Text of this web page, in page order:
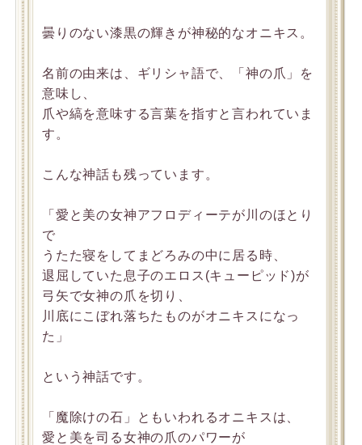
曇りのない漆黒の輝きが神秘的なオニキス。
名前の由来は、ギリシャ語で、「神の爪」を
意味し、
爪や縞を意味する言葉を指すと言われていま
す。
こんな神話も残っています。
「愛と美の女神アフロディーテが川のほとり
で
うたた寝をしてまどろみの中に居る時、
退屈していた息子のエロス(キューピッド)が
弓矢で女神の爪を切り、
川底にこぼれ落ちたものがオニキスになっ
た」
という神話です。
「魔除けの石」ともいわれるオニキスは、
愛と美を司る女神の爪のパワーが